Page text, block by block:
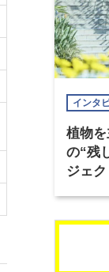
インタ
植物
の“残
ジェク